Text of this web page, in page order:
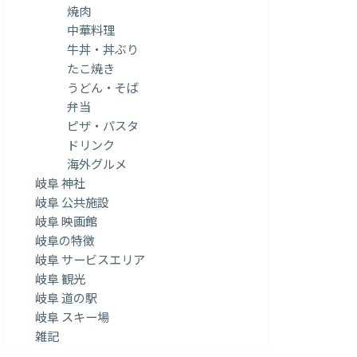
焼肉
中華料理
牛丼・丼ぶり
たこ焼き
うどん・そば
弁当
ピザ・パスタ
ドリンク
海外グルメ
岐阜 神社
岐阜 公共施設
岐阜 映画館
岐阜の特徴
岐阜 サービスエリア
岐阜 観光
岐阜 道の駅
岐阜 スキー場
雑記